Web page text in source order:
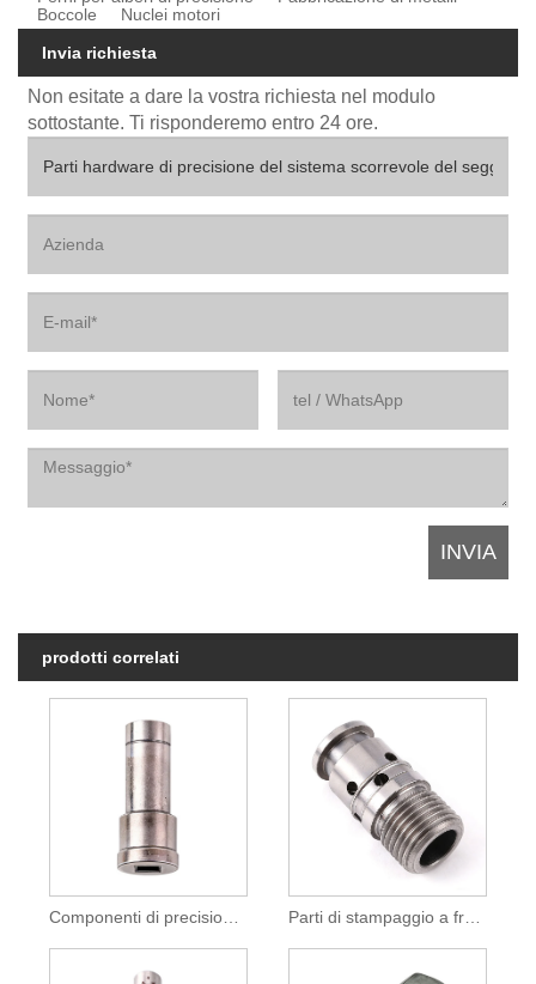
Boccole
Nuclei motori
Invia richiesta
Non esitate a dare la vostra richiesta nel modulo
sottostante. Ti risponderemo entro 24 ore.
prodotti correlati
Componenti di precisione per la testata a freddo per i regolatori dei sedili delle auto